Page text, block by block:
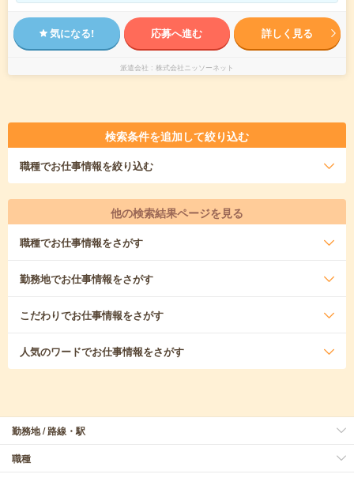
気になる! 応募へ進む 詳しく見る
派遣会社 株式会社ニッソーネット
検索条件を追加して絞り込む
職種でお仕事情報を絞り込む
他の検索結果ページを見る
職種でお仕事情報をさがす
勤務地でお仕事情報をさがす
こだわりでお仕事情報をさがす
人気のワードでお仕事情報をさがす
勤務地 / 路線・駅
職種